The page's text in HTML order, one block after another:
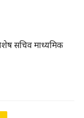
सचिव माध्यमिक